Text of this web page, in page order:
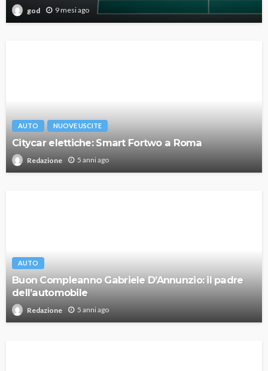
god 9 mesi ago
AUTO NUOVE USCITE
Citycar elettiche: Smart Fortwo a Roma
Redazione 5 anni ago
AUTO
Buon Compleanno Gabriele D’Annunzio: il padre
dell’automobile
Redazione 5 anni ago